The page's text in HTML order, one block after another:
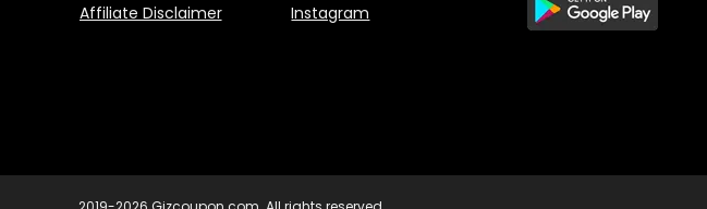
Affiliate Disclaimer
Instagram